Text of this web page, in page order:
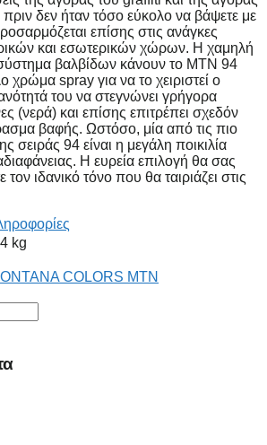
δεν ήταν τόσο εύκολο να βάψετε με
επίσης στις ανάγκες
και εσωτερικών χώρων. Η χαμηλή
βαλβίδων κάνουν το MTN 94
χρώμα spray για να το χειριστεί ο
του να στεγνώνει γρήγορα
(νερά) και επίσης επιτρέπει σχεδόν
βαφής. Ωστόσο, μία από τις πιο
σειράς 94 είναι η μεγάλη ποικιλία
Η ευρεία επιλογή θα σας
τον ιδανικό τόνο που θα ταιριάζει στις
kg
COLORS MTN